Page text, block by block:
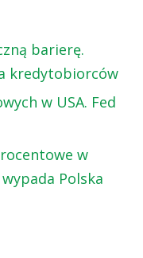
barierę.
kredytobiorców
w USA. Fed
w
Polska